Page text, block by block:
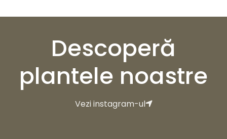
Descoperă
plantele noastre
Vezi instagram-ul